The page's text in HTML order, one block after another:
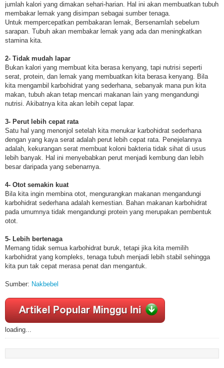
jumlah kalori yang dimakan sehari-harian. Hal ini akan membuatkan tubuh
membakar lemak yang disimpan sebagai sumber tenaga.
Untuk mempercepatkan pembakaran lemak, Bersenamlah sebelum
sarapan. Tubuh akan membakar lemak yang ada dan meningkatkan
stamina kita.
2- Tidak mudah lapar
Bukan kalori yang membuat kita berasa kenyang, tapi nutrisi seperti
serat, protein, dan lemak yang membuatkan kita berasa kenyang. Bila
kita mengambil karbohidrat yang sederhana, sebanyak mana pun kita
makan, tubuh akan tetap mencari makanan lain yang mengandungi
nutrisi. Akibatnya kita akan lebih cepat lapar.
3- Perut lebih cepat rata
Satu hal yang menonjol setelah kita menukar karbohidrat sederhana
dengan yang kaya serat adalah perut lebih cepat rata. Penejelannya
adalah, kekurangan serat membuat koloni bakteria tidak sihat di usus
lebih banyak. Hal ini menyebabkan perut menjadi kembung dan lebih
besar daripada yang sebenarnya.
4- Otot semakin kuat
Bila kita ingin membina otot, mengurangkan makanan mengandungi
karbohidrat sederhana adalah kemestian. Bahan makanan karbohidrat
pada umumnya tidak mengandungi protein yang merupakan pembentuk
otot.
5- Lebih bertenaga
Memang tidak semua karbohidrat buruk, tetapi jika kita memilih
karbohidrat yang kompleks, tenaga tubuh menjadi lebih stabil sehingga
kita pun tak cepat merasa penat dan mengantuk.
Sumber: Nakbebel
loading...